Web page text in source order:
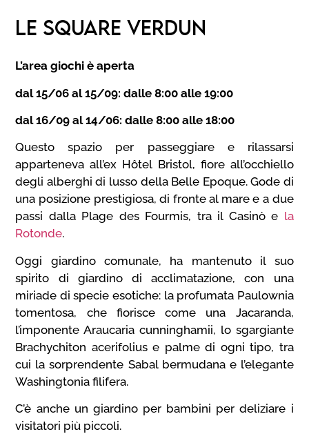
LE SQUARE VERDUN
L’area giochi è aperta
dal 15/06 al 15/09: dalle 8:00 alle 19:00
dal 16/09 al 14/06: dalle 8:00 alle 18:00
Questo spazio per passeggiare e rilassarsi
apparteneva all’ex Hôtel Bristol, fiore all’occhiello
degli alberghi di lusso della Belle Epoque. Gode di
una posizione prestigiosa, di fronte al mare e a due
passi dalla Plage des Fourmis, tra il Casinò e la
Rotonde.
Oggi giardino comunale, ha mantenuto il suo
spirito di giardino di acclimatazione, con una
miriade di specie esotiche: la profumata Paulownia
tomentosa, che fiorisce come una Jacaranda,
l’imponente Araucaria cunninghamii, lo sgargiante
Brachychiton acerifolius e palme di ogni tipo, tra
cui la sorprendente Sabal bermudana e l’elegante
Washingtonia filifera.
C’è anche un giardino per bambini per deliziare i
visitatori più piccoli.